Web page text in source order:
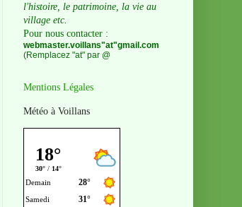
l'histoire, le patrimoine, la vie au
village etc.
Pour nous contacter :
webmaster.voillans"at"gmail.com
(Remplacez "at" par @
Mentions Légales
Météo à Voillans